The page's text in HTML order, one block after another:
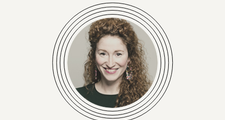
der heute 19-Jährige bereits während seiner
Schulzeit mitgegründet hat. Heinisch und
sein Team helfen Unternehmen dabei, die
skeptische Gen Z besser zu verstehen und
auf den verschiedenen Plattformen zu
erreichen.